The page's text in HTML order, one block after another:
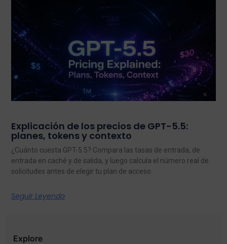
Explicación de los precios de GPT-5.5:
planes, tokens y contexto
¿Cuánto cuesta GPT-5.5? Compara las tasas de entrada, de
entrada en caché y de salida, y luego calcula el número real de
solicitudes antes de elegir tu plan de acceso.
Seguir Leyendo
Explore